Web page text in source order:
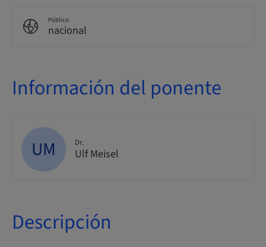
Público
nacional
Información del ponente
UM Dr.
Ulf Meisel
Descripción